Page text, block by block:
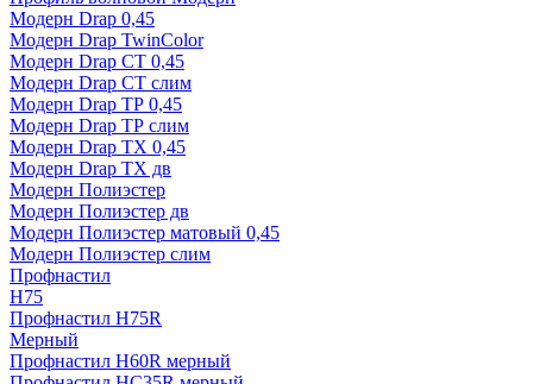
Модерн Drap 0,45
Модерн Drap TwinColor
Модерн Drap СТ 0,45
Модерн Drap СТ слим
Модерн Drap ТР 0,45
Модерн Drap ТР слим
Модерн Drap ТХ 0,45
Модерн Drap ТХ дв
Модерн Полиэстер
Модерн Полиэстер дв
Модерн Полиэстер матовый 0,45
Модерн Полиэстер слим
Профнастил
H75
Профнастил H75R
Мерный
Профнастил H60R мерный